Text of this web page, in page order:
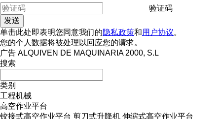
验证码
单击此处即表明您同意我们的隐私政策和用户协议。
您的个人数据将被处理以回应您的请求。
广告 ALQUIVEN DE MAQUINARIA 2000, S.L
搜索
类别
工程机械
高空作业平台
铰接式高空作业平台 剪刀式升降机 伸缩式高空作业平台